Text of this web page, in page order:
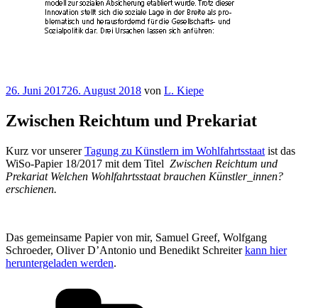
Veröffentlicht
26. Juni 201726. August 2018 von L. Kiepe
Zwischen Reichtum und Prekariat
Kurz vor unsererTagung zu Künstlern im Wohlfahrtsstaat ist das
WiSo-Papier 18/2017 mit dem Titel Zwischen Reichtum und
Prekariat Welchen Wohlfahrtsstaat brauchen Künstler_innen?
erschienen.
Das gemeinsame Papier von mir, Samuel Greef, Wolfgang
Schroeder, Oliver D’Antonio und Benedikt Schreiterkann hier
heruntergeladen werden.